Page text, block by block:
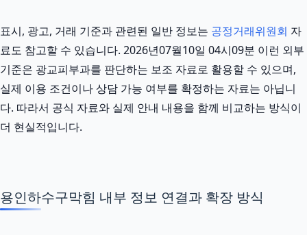
표시, 광고, 거래 기준과 관련된 일반 정보는 공정거래위원회 자
료도 참고할 수 있습니다. 2026년07월10일 04시09분 이런 외부
기준은 광교피부과를 판단하는 보조 자료로 활용할 수 있으며,
실제 이용 조건이나 상담 가능 여부를 확정하는 자료는 아닙니
다. 따라서 공식 자료와 실제 안내 내용을 함께 비교하는 방식이
더 현실적입니다.
용인하수구막힘 내부 정보 연결과 확장 방식